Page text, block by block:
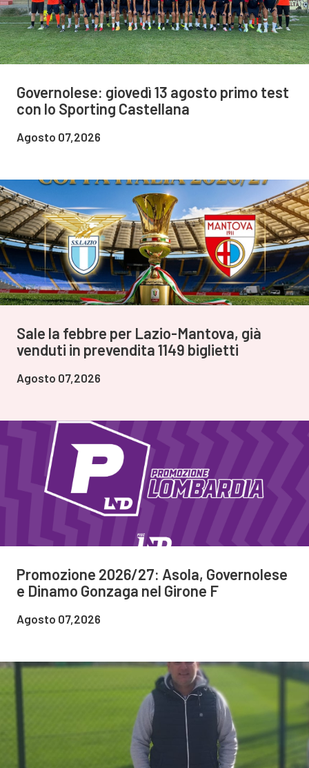
Governolese: giovedì 13 agosto primo test
con lo Sporting Castellana
Agosto 07,2026
Sale la febbre per Lazio-Mantova, già
venduti in prevendita 1149 biglietti
Agosto 07,2026
Promozione 2026/27: Asola, Governolese
e Dinamo Gonzaga nel Girone F
Agosto 07,2026